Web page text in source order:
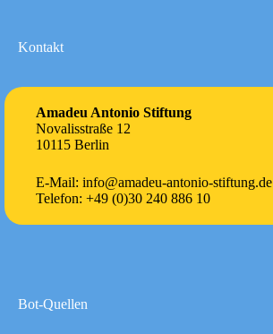
Kontakt
Amadeu Antonio Stiftung
Novalisstraße 12
10115 Berlin
E-Mail: info@amadeu-antonio-stiftung.de
Telefon: +49 (0)30 240 886 10
Bot-Quellen